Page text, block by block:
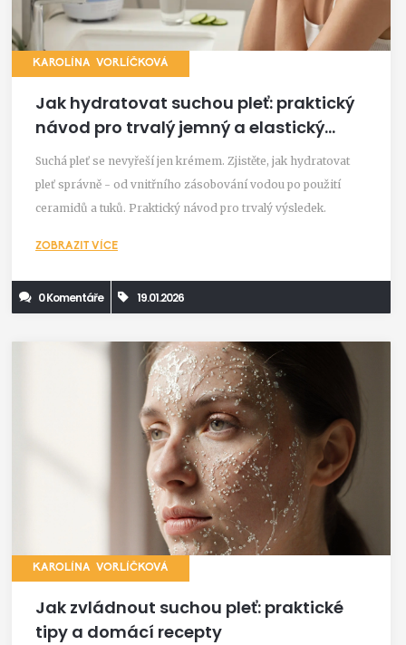
KAROLÍNA VORLÍČKOVÁ
Jak hydratovat suchou pleť: praktický
návod pro trvalý jemný a elastický
vzhled
Suchá pleť se nevyřeší jen krémem. Zjistěte, jak hydratovat
pleť správně - od vnitřního zásobování vodou po použití
ceramidů a tuků. Praktický návod pro trvalý výsledek.
ZOBRAZIT VÍCE
0 Komentáře 19.01.2026
KAROLÍNA VORLÍČKOVÁ
Jak zvládnout suchou pleť: praktické
tipy a domácí recepty